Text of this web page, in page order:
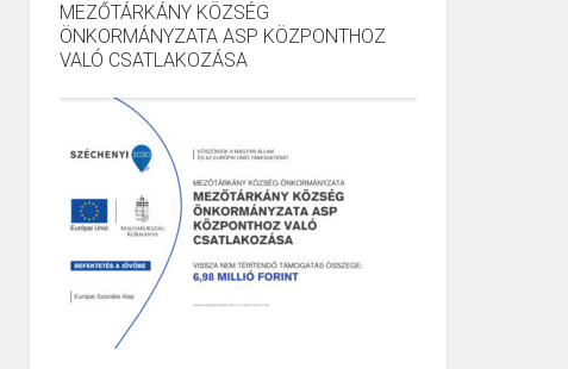
MEZŐTÁRKÁNY KÖZSÉG
ÖNKORMÁNYZATA ASP KÖZPONTHOZ
VALÓ CSATLAKOZÁSA